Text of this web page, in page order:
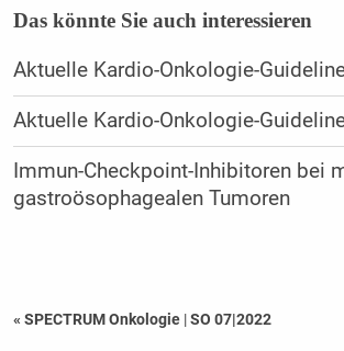
Das könnte Sie auch interessieren
Aktuelle Kardio-Onkologie-
Aktuelle Kardio-Onkologie-
Immun-Checkpoint-Inhibitoren bei
gastroösophagealen Tumoren
« SPECTRUM Onkologie |SO 07|2022